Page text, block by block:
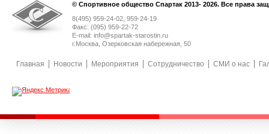
© Спортивное общество Спартак 2013- 2026. Все права
8(495) 959-24-02, 959-24-19
Факс: (095) 959-22-72
E-mail: info@spartak-starostin.ru
г.Москва, Озерковская набережная, 50
Главная Новости Мероприятия Сотрудничество СМИ о нас